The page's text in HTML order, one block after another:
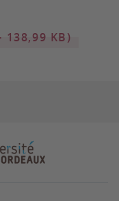
138,99 KB)